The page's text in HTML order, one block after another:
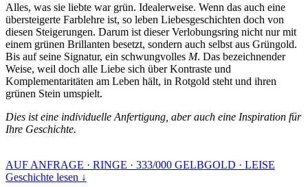
Alles, was sie liebte war grün. Idealerweise. Wenn das auch eine
übersteigerte Farblehre ist, so leben Liebesgeschichten doch von
diesen Steigerungen. Darum ist dieser Verlobungsring nicht nur mit
einem grünen Brillanten besetzt, sondern auch selbst aus Grüngold.
Bis auf seine Signatur, ein schwungvolles M. Das bezeichnender
Weise, weil doch alle Liebe sich über Kontraste und
Komplementaritäten am Leben hält, in Rotgold steht und ihren
grünen Stein umspielt.
Dies ist eine individuelle Anfertigung, aber auch eine Inspiration für
Ihre Geschichte.
AUF ANFRAGE · RINGE · 333/000 GELBGOLD · LEISE
Geschichte lesen ↓